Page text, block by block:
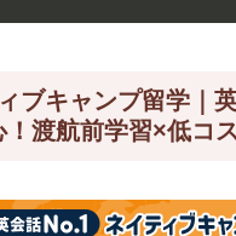
ブキャンプ留学｜
渡航前学習×低コ